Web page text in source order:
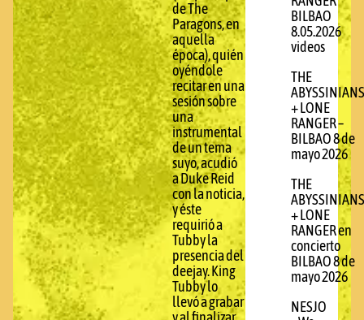
de The
Paragons, en
aquella
época), quién
oyéndole
recitar en una
sesión sobre
una
instrumental
de un tema
suyo, acudió
a Duke Reid
con la noticia,
y éste
requirió a
Tubby la
presencia del
deejay. King
Tubby lo
llevó a grabar
BILBAO
8.05.2026
videos
THE
ABYSSINIANS
+ LONE
RANGER –
BILBAO 8 de
mayo 2026
THE
ABYSSINIANS
+ LONE
RANGER en
concierto
BILBAO 8 de
mayo 2026
NESJO